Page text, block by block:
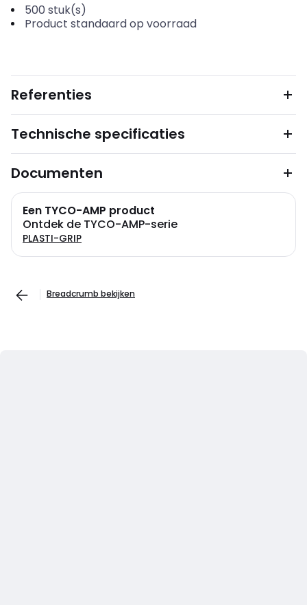
500 stuk(s)
Product standaard op voorraad
Referenties
Technische specificaties
Documenten
Een TYCO-AMP product
Ontdek de TYCO-AMP-serie
PLASTI-GRIP
Breadcrumb bekijken